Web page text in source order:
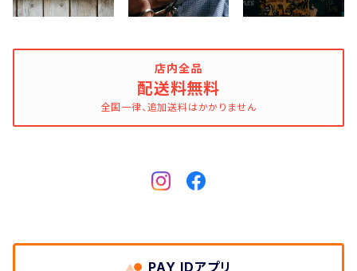
FILSON
店内全品
配送料無料
全国一律、追加送料はかかりません
PAY IDアプリ